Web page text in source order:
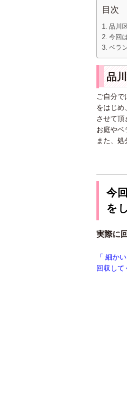
目次
品川
今回
ベラ
品
ご自分
をはじめ
させて頂
お庭やベ
また、
今
を
実際に
「 細か
回収して